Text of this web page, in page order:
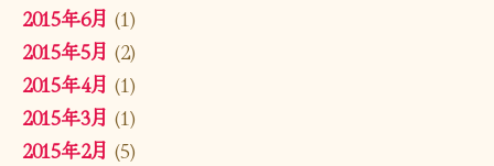
2015年6月 (1)
2015年5月 (2)
2015年4月 (1)
2015年3月 (1)
2015年2月 (5)